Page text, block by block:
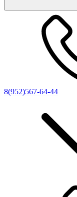
8(952)567-64-44